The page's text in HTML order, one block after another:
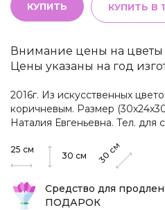
КУПИТЬ КУПИТЬ В
Внимание цены на цветы
Цены указаны на год
2016г. Из искусственных
коричневым. Размер
Наталия Евгеньевна. Тел. для
25 см
30 см 30
см
Средство для
ПОДАРОК